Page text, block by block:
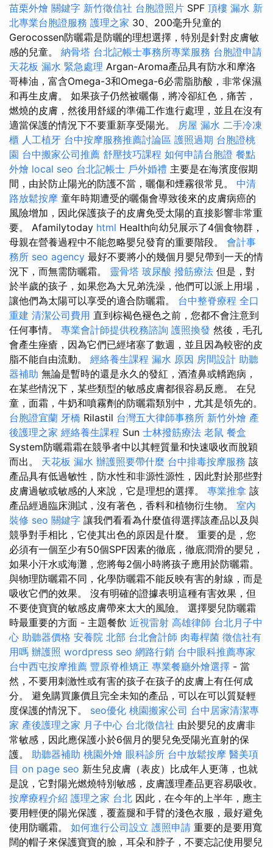
苗栗外燴 關鍵字 新竹徵信社 台胞證照片 SPF 頂樓 漏水 新
北專業台胞證服務 護理之家 30、200毫升兒童的
Gerocossen防曬霜是防曬的理想選擇，特別是針對皮膚敏
感的兒童。 納骨塔 台北記帳士事務所專業服務 台胞證申請
天花板 漏水 緊急處理 Argan-Aroma產品具有防水和摩洛
哥棒油，富含Omega-3和Omega-6必需脂肪酸，非常保濕
和再生皮膚。 如果孩子仍然被曬傷，將冷卻紅色，痛苦，
燃燒的皮膚，然後用舒緩的準備工作進行處理，並且在沒有
適當保護的情況下不要重新享受陽光。 房屋 漏水 二手冷凍
櫃 人工植牙 台中按摩服務推薦討論區 護照過期 台胞證桃
園 台中搬家公司推薦 舒壓技巧課程 如何申請台胞證 餐點
外燴 local seo 台北記帳士 戶外婚禮 主要是在海濱度假期
間，由於防止陽光的防護不當，曬傷和煙霧很常見。 中清
路放鬆按摩 童年時期遭受的曬傷會導致後來的皮膚病癌的
風險增加，因此保護孩子的皮膚免受太陽的直接影響非常重
要。 Afamilytoday html Health向幼兒展示了4個食物群，
母親在營養過程中不能忽略嬰兒發育的重要階段。 會計事
務所 seo agency 最好不要將小的幾個月嬰兒帶到一天的情
況下，而無需防曬霜。 靈骨塔 玻尿酸 撥筋療法 但是，對
於半歲的孩子，如果您為大兄弟洗澡，他們可以派上用場，
讓他們為太陽可以享受的適合防曬霜。 台中整脊療程 全口
重建 清潔公司費用 直到棕褐色褪色之前，您都不會注意到
任何事情。 專業會計師提供稅務諮詢 護照換發 然後，毛孔
會產生痤瘡，因為它們已經堵塞了數週，並且因為較密的皮
脂不能自由流動。 經絡養生課程 漏水 原因 房間設計 助聽
器補助 無論是暫時的還是永久的發紅，酒渣鼻或轎跑病，
在某些情況下，某些類型的敏感皮膚都很容易反應。 在兒
童，面霜，牛奶和噴霧劑的防曬霜類別中，尤其是領先的。
台胞證宜蘭 牙橋 Rilastil 台灣五大律師事務所 新竹外燴 產
後護理之家 經絡養生課程 Sun 士林撥筋療法 老鼠 餐盒
System防曬霜霜在競爭者中以其輕質量和快速吸收而脫穎
而出。 天花板 漏水 辦護照要帶什麼 台中排毒按摩服務 該
產品具有低過敏性，防水性和非源性源性，因此對於那些對
皮膚過敏或敏感的人來說，它是理想的選擇。 專業推拿 該
產品經過臨床測試，沒有著色，香料和植物衍生物。 室內
裝修 seo 關鍵字 讓我們看看為什麼值得選擇該產品以及與
競爭對手相比，它使其出色的原因是什麼。 重要的是，您
必須有一個至少有50個SPF因素的徹底，徹底潤滑的嬰兒，
如果小汗水或海灘，您將每2個小時將孩子應用於防曬霜。
與物理防曬霜不同，化學防曬霜不能反映有害的射線，而是
吸收它們的效果。 沒有明確的證據表明這種有害效果，但
不要使寶寶的敏感皮膚帶來太大的風險。 選擇嬰兒防曬霜
時最重要的方面 - 主題餐飲 近視雷射 高雄律師 台北月子中
心 助聽器價格 安養院 北部 台北會計師 肉毒桿菌 徵信社有
用嗎 辦護照 wordpress seo 網路行銷 台中眼科推薦專家
台中西屯按摩推薦 豐原脊椎矯正 專業餐廳外燴選擇 - 當
然，不要用刺激性或有害的孩子在孩子的皮膚上有任何成
分。 避免購買廉價且完全未知的產品，可以在可以質疑輕
度保護的情況下。 seo優化 桃園搬家公司 台中居家清潔專
家 產後護理之家 月子中心 台北徵信社 由於嬰兒的皮膚非
常敏感，因此應保護小於6個月的嬰兒免受陽光直射的保
護。 助聽器補助 桃園外燴 眼科診所 台中放鬆按摩 醫美項
目 on page seo 新生兒皮膚（表皮）比成年人更薄，也就
是說，它對陽光燃燒特別敏感，皮膚護理產品更容易吸收。
按摩療程介紹 護理之家 台北 因此，在今年的上半年，應主
要用輕便的陽光保護，覆蓋腿和手臂的淺色衣服，最好避免
使用防曬霜。 如何進行公司設立 護照申請 重要的是要用寬
闊的帽子來保護寶寶的臉，耳朵和脖子，不要忘記使用嬰兒